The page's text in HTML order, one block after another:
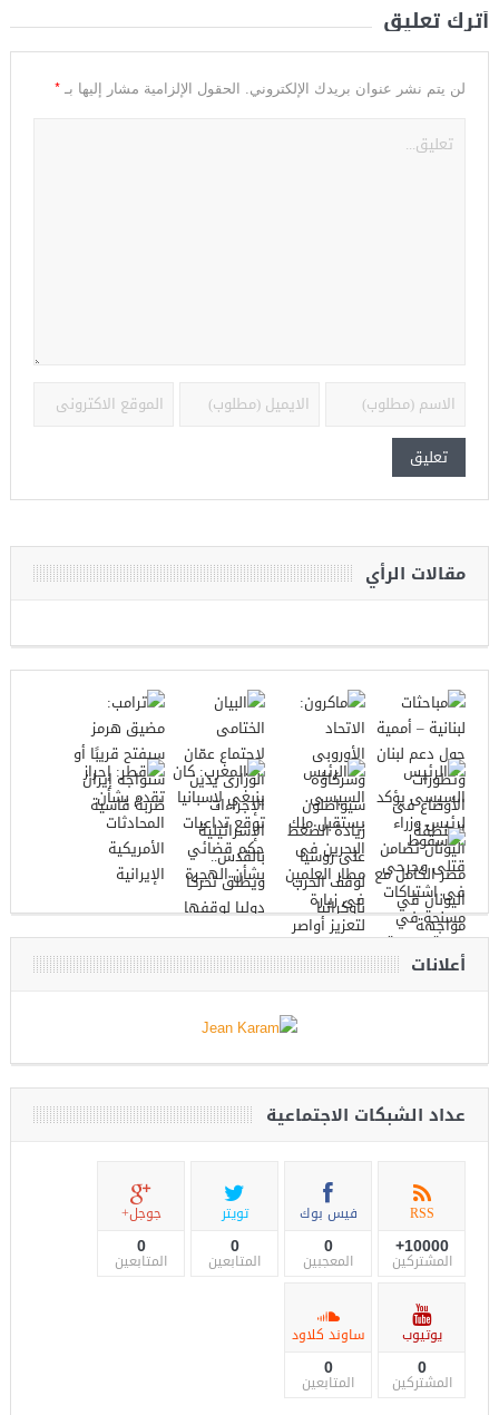
أترك تعليق
لن يتم نشر عنوان بريدك الإلكتروني. الحقول الإلزامية مشار إليها بـ *
مقالات الرأي
أعلانات
عداد الشبكات الاجتماعية
RSS
10000+
المشتركين
فيس بوك
0
المعجبين
تويتر
0
المتابعين
جوجل+
0
المتابعين
يوتيوب
0
المشتركين
ساوند كلاود
0
المتابعين